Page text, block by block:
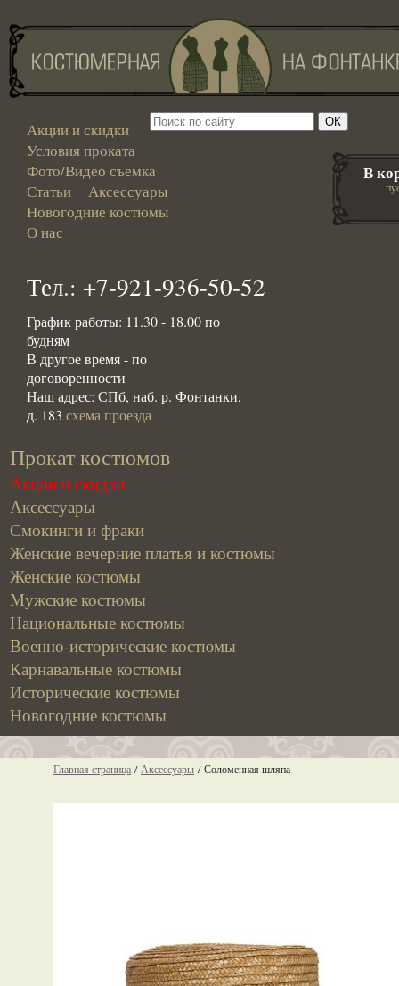
Акции и скидки
Условия проката
Фото/Видео съемка
Статьи
Аксессуары
Новогодние костюмы
О нас
Тел.: +7-921-936-50-52
График работы: 11.30 - 18.00 по
будням
В другое время - по
договоренности
Наш адрес: СПб, наб. р. Фонтанки,
д. 183 схема проезда
В
Прокат костюмов
Акции и скидки
Аксессуары
Смокинги и фраки
Женские вечерние платья и костюмы
Женские костюмы
Мужские костюмы
Национальные костюмы
Военно-исторические костюмы
Карнавальные костюмы
Исторические костюмы
Новогодние костюмы
Главная страница / Аксессуары / Соломенная шляпа